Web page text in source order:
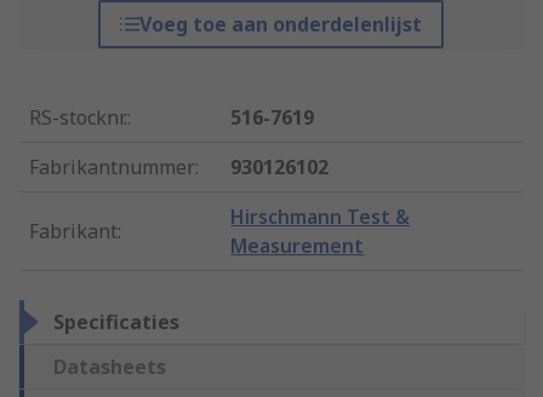
Voeg toe aan onderdelenlijst
RS-stocknr.:
516-7619
Fabrikantnummer: 930126102
Fabrikant:
Hirschmann Test &
Measurement
Specificaties
Datasheets